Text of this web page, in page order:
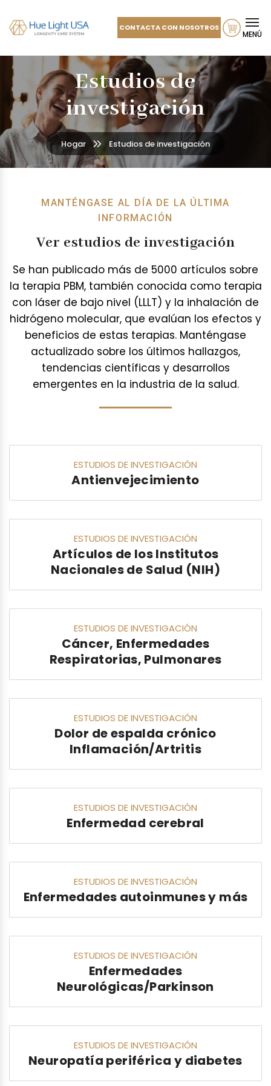
CONTACTA CON NOSOTROS
MENÚ
Estudios de
investigación
Hogar Estudios de investigación
MANTÉNGASE AL DÍA DE LA ÚLTIMA
INFORMACIÓN
Ver estudios de investigación
Se han publicado más de 5000 artículos sobre
la terapia PBM, también conocida como terapia
con láser de bajo nivel (LLLT) y la inhalación de
hidrógeno molecular, que evalúan los efectos y
beneficios de estas terapias. Manténgase
actualizado sobre los últimos hallazgos,
tendencias científicas y desarrollos
emergentes en la industria de la salud.
ESTUDIOS DE INVESTIGACIÓN
Antienvejecimiento
ESTUDIOS DE INVESTIGACIÓN
Artículos de los Institutos
Nacionales de Salud (NIH)
ESTUDIOS DE INVESTIGACIÓN
Cáncer, Enfermedades
Respiratorias, Pulmonares
ESTUDIOS DE INVESTIGACIÓN
Dolor de espalda crónico
Inflamación/Artritis
ESTUDIOS DE INVESTIGACIÓN
Enfermedad cerebral
ESTUDIOS DE INVESTIGACIÓN
Enfermedades autoinmunes y más
ESTUDIOS DE INVESTIGACIÓN
Enfermedades
Neurológicas/Parkinson
ESTUDIOS DE INVESTIGACIÓN
Neuropatía periférica y diabetes